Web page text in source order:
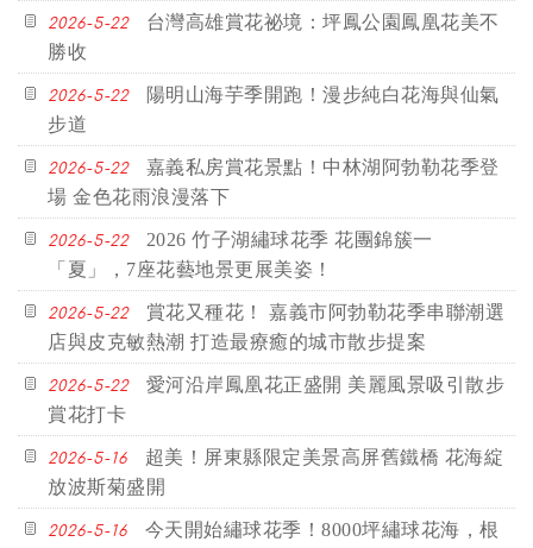
2026-5-22
台灣高雄賞花祕境：坪鳳公園鳳凰花美不
勝收
2026-5-22
陽明山海芋季開跑！漫步純白花海與仙氣
步道
2026-5-22
嘉義私房賞花景點！中林湖阿勃勒花季登
場 金色花雨浪漫落下
2026-5-22
2026 竹子湖繡球花季 花團錦簇一
「夏」，7座花藝地景更展美姿！
2026-5-22
賞花又種花！ 嘉義市阿勃勒花季串聯潮選
店與皮克敏熱潮 打造最療癒的城市散步提案
2026-5-22
愛河沿岸鳳凰花正盛開 美麗風景吸引散步
賞花打卡
2026-5-16
超美！屏東縣限定美景高屏舊鐵橋 花海綻
放波斯菊盛開
2026-5-16
今天開始繡球花季！8000坪繡球花海，根